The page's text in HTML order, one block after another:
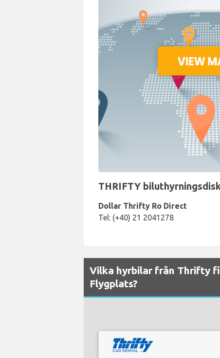
THRIFTY
Dollar Thrifty Ro Direct
Tel: (+40) 21 2041278
Vilka hyrbilar från Thrifty
Flygplats?